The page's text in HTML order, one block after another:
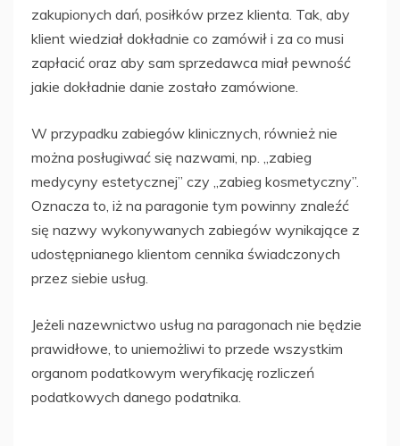
zakupionych dań, posiłków przez klienta. Tak, aby
klient wiedział dokładnie co zamówił i za co musi
zapłacić oraz aby sam sprzedawca miał pewność
jakie dokładnie danie zostało zamówione.
W przypadku zabiegów klinicznych, również nie
można posługiwać się nazwami, np. „zabieg
medycyny estetycznej” czy „zabieg kosmetyczny”.
Oznacza to, iż na paragonie tym powinny znaleźć
się nazwy wykonywanych zabiegów wynikające z
udostępnianego klientom cennika świadczonych
przez siebie usług.
Jeżeli nazewnictwo usług na paragonach nie będzie
prawidłowe, to uniemożliwi to przede wszystkim
organom podatkowym weryfikację rozliczeń
podatkowych danego podatnika.